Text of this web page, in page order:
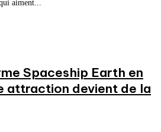
aiment...
Spaceship Earth en
attraction devient de la